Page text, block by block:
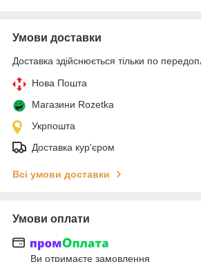
Умови доставки
Доставка здійснюється тільки по
Нова Пошта
Магазини Rozetka
Укрпошта
Доставка кур'єром
Всі умови доставки
Умови оплати
Ви отримаєте замовлення